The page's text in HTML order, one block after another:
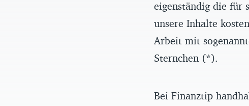
eigenständig die für
unsere Inhalte
Arbeit mit
Sternchen (*).
Bei Finanztip